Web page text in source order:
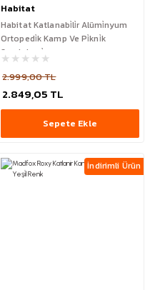
Habitat
Habitat Katlanabi̇li̇r Alümi̇nyum
Ortopedi̇k Kamp Ve Pi̇kni̇k
Sandalyesi̇
2.999,00 TL
2.849,05 TL
Sepete Ekle
İndirimli Ürün